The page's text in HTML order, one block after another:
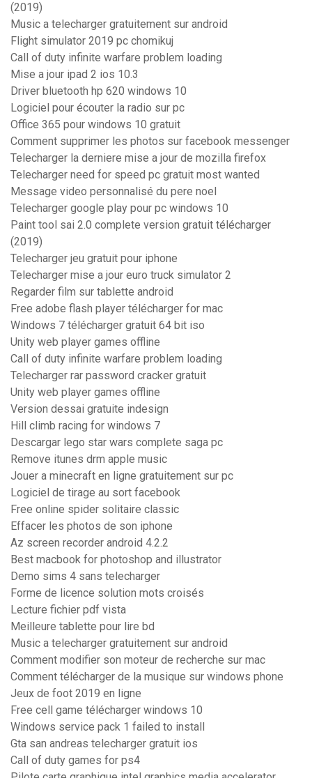
(2019)
Music a telecharger gratuitement sur android
Flight simulator 2019 pc chomikuj
Call of duty infinite warfare problem loading
Mise a jour ipad 2 ios 10.3
Driver bluetooth hp 620 windows 10
Logiciel pour écouter la radio sur pc
Office 365 pour windows 10 gratuit
Comment supprimer les photos sur facebook messenger
Telecharger la derniere mise a jour de mozilla firefox
Telecharger need for speed pc gratuit most wanted
Message video personnalisé du pere noel
Telecharger google play pour pc windows 10
Paint tool sai 2.0 complete version gratuit télécharger
(2019)
Telecharger jeu gratuit pour iphone
Telecharger mise a jour euro truck simulator 2
Regarder film sur tablette android
Free adobe flash player télécharger for mac
Windows 7 télécharger gratuit 64 bit iso
Unity web player games offline
Call of duty infinite warfare problem loading
Telecharger rar password cracker gratuit
Unity web player games offline
Version dessai gratuite indesign
Hill climb racing for windows 7
Descargar lego star wars complete saga pc
Remove itunes drm apple music
Jouer a minecraft en ligne gratuitement sur pc
Logiciel de tirage au sort facebook
Free online spider solitaire classic
Effacer les photos de son iphone
Az screen recorder android 4.2.2
Best macbook for photoshop and illustrator
Demo sims 4 sans telecharger
Forme de licence solution mots croisés
Lecture fichier pdf vista
Meilleure tablette pour lire bd
Music a telecharger gratuitement sur android
Comment modifier son moteur de recherche sur mac
Comment télécharger de la musique sur windows phone
Jeux de foot 2019 en ligne
Free cell game télécharger windows 10
Windows service pack 1 failed to install
Gta san andreas telecharger gratuit ios
Call of duty games for ps4